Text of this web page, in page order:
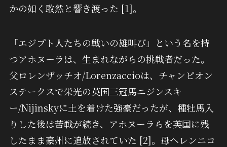
かの如く敢然と響き渡った [1]。
「エジプト人たちの戦いの雄叫び」という名を持
つアホヌーラは、生まれながらの挑戦者だった。
父ロレンザッチオ/Lorenzaccioは、チャンピオン
ステークスで栄光の英国三冠馬ニジンスキ
ー/Nijinskyに土を着けた強豪だったが、種牡馬入
りした後は苦戦が続き、アホヌーラらを英国に残
したまま豪州に追放されていた [2]。母ヘレンニコ